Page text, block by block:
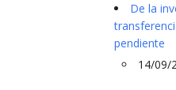
De la
pendiente
14/09/